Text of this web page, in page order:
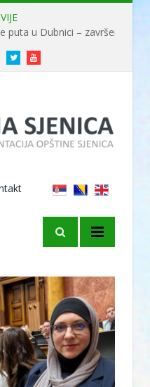
TwitterYoutube